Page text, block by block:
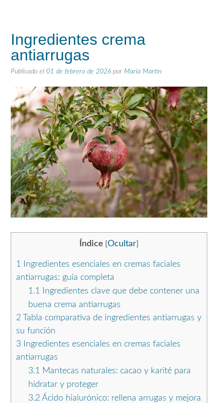
Ingredientes crema
antiarrugas
Publicado el 01 de febrero de 2026 por María Martín
Índice Ocultar
1 Ingredientes esenciales en cremas faciales
antiarrugas: guía completa
1.1 Ingredientes clave que debe contener una
buena crema antiarrugas
2 Tabla comparativa de ingredientes antiarrugas y
su función
3 Ingredientes esenciales en cremas faciales
antiarrugas
3.1 Mantecas naturales: cacao y karité para
hidratar y proteger
3.2Ácido hialurónico: rellena arrugas y mejora